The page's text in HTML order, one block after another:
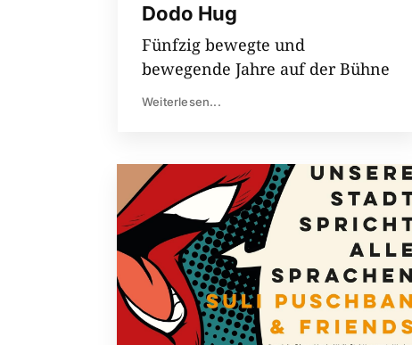
Dodo Hug
Fünfzig bewegte und
bewegende Jahre auf der Bühne
Weiterlesen...